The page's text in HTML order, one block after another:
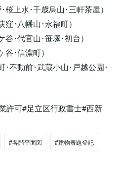
上水･千歳烏山･三軒茶屋）
･八幡山･永福町）
･代官山･笹塚･初台）
･信濃町）
不動前･武蔵小山･戸越公園･
許可#足立区行政書士#西新
#各階平面図 #建物表題登記